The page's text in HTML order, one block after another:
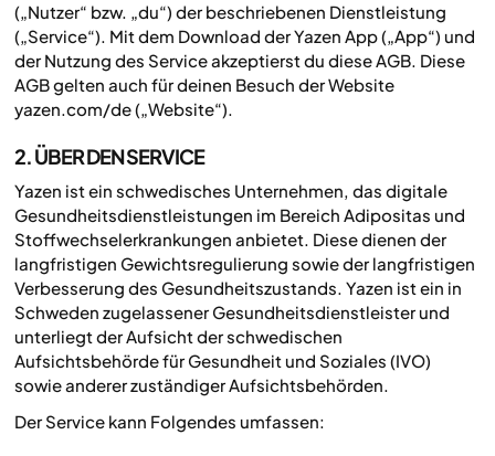
(„Nutzer“ bzw. „du“) der beschriebenen Dienstleistung
(„Service“). Mit dem Download der Yazen App („App“) und
der Nutzung des Service akzeptierst du diese AGB. Diese
AGB gelten auch für deinen Besuch der Website
yazen.com/de („Website“).
2. ÜBER DEN SERVICE
Yazen ist ein schwedisches Unternehmen, das digitale
Gesundheitsdienstleistungen im Bereich Adipositas und
Stoffwechselerkrankungen anbietet. Diese dienen der
langfristigen Gewichtsregulierung sowie der langfristigen
Verbesserung des Gesundheitszustands. Yazen ist ein in
Schweden zugelassener Gesundheitsdienstleister und
unterliegt der Aufsicht der schwedischen
Aufsichtsbehörde für Gesundheit und Soziales (IVO)
sowie anderer zuständiger Aufsichtsbehörden.
Der Service kann Folgendes umfassen: